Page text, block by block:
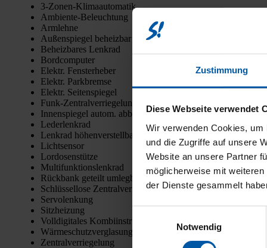
Zustimmung
Diese Webseite verwendet
Wir verwenden Cookies,
und die Zugriffe auf unsere
Website an unsere Partner
möglicherweise mit
der Dienste gesammelt
Notwendig
3‑Zo­nen-Kli­ma­au­to­ma­tik
Ambi­en­te-Beleuch­tung
Arm­leh­ne
Außen­spie­gel beheiz­bar
Beheiz­ba­res Lenk­rad
Bord­com­pu­ter
Elektr. Fens­ter­he­ber
Elektr. Park­brem­se
Elektr. Sei­ten­spie­gel
Funk-Zen­tral­ver­rie­ge­lung
Innen­spie­gel autom. abblen­dend
Leder­lenk­rad
Lenk­rad höhen­ver­stell­bar
Licht­sen­sor
Lor­do­sen­stüt­ze
Mul­ti­funk­ti­ons­lenk­rad
Rück­bank geteilt umleg­bar
Schlüs­sel­lo­se Zen­tral­ver­rie­ge­lung
Ser­vo­len­kung
Sitz­hei­zung
Voll­di­gi­ta­les Kom­bi­in­stru­ment
Wär­me­schutz­ver­gla­sung
Zen­tral­ver­rie­ge­lung